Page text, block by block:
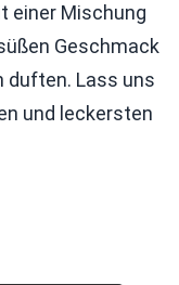
einer Mischung
Geschmack
duften. Lass uns
und leckersten